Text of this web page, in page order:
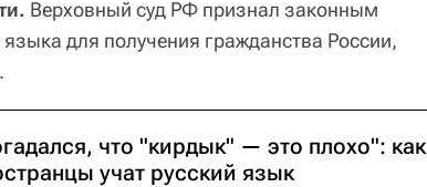
Верховный суд РФ признал законным
для получения гражданства России,
что "кирдык" — это плохо": как
учат русский язык